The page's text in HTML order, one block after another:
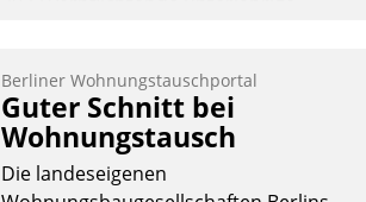
Die monatlichen Mitteilungen zum
Heizungs- und Wasserverbrauch gehen
automatisiert, vollständig und auf
Wunsch über mehrere zuvor festgelegte
Berliner Wohnungstauschportal
Guter Schnitt bei
Wohnungstausch
Die landeseigenen